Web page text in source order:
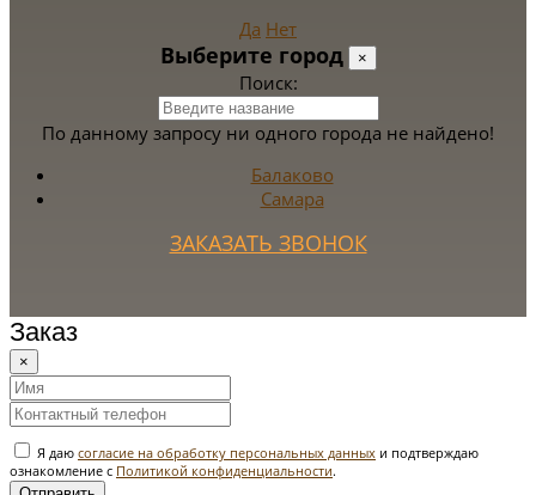
Да Нет
Выберите город ×
Поиск:
По данному запросу ни одного города не найдено!
Балаково
Самара
ЗАКАЗАТЬ ЗВОНОК
Заказ
×
Я даю согласие на обработку персональных данных и подтверждаю
ознакомление с Политикой конфиденциальности.